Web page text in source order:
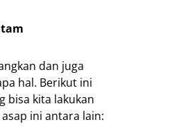
dan juga
hal. Berikut ini
bisa kita lakukan
ini antara lain: